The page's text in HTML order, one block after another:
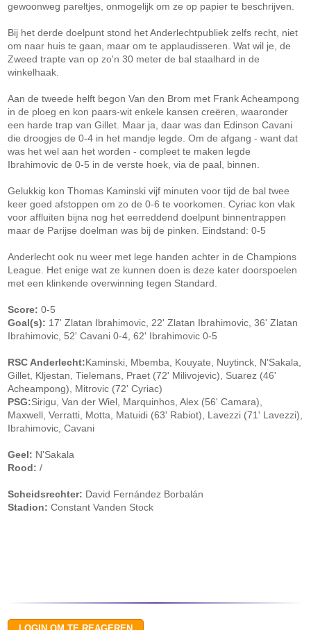
gewoonweg pareltjes, onmogelijk om ze op papier te beschrijven.
Bij het derde doelpunt stond het Anderlechtpubliek zelfs recht, niet
om naar huis te gaan, maar om te applaudisseren. Wat wil je, de
Zweed trapte van op zo'n 30 meter de bal staalhard in de
winkelhaak.
Aan de tweede helft begon Van den Brom met Frank Acheampong
in de ploeg en kon paars-wit enkele kansen creëren, waaronder
een harde trap van Gillet. Maar ja, daar was dan Edinson Cavani
die droogjes de 0-4 in het mandje legde. Om de afgang - want dat
was het wel aan het worden - compleet te maken legde
Ibrahimovic de 0-5 in de verste hoek, via de paal, binnen.
Gelukkig kon Thomas Kaminski vijf minuten voor tijd de bal twee
keer goed afstoppen om zo de 0-6 te voorkomen. Cyriac kon vlak
voor affluiten bijna nog het eerreddend doelpunt binnentrappen
maar de Parijse doelman was bij de pinken. Eindstand: 0-5
Anderlecht ook nu weer met lege handen achter in de Champions
League. Het enige wat ze kunnen doen is deze kater doorspoelen
met een klinkende overwinning tegen Standard.
Score: 0-5
Goal(s): 17' Zlatan Ibrahimovic, 22' Zlatan Ibrahimovic, 36' Zlatan
Ibrahimovic, 52' Cavani 0-4, 62' Ibrahimovic 0-5
RSC Anderlecht:Kaminski, Mbemba, Kouyate, Nuytinck, N'Sakala,
Gillet, Kljestan, Tielemans, Praet (72' Milivojevic), Suarez (46'
Acheampong), Mitrovic (72' Cyriac)
PSG:Sirigu, Van der Wiel, Marquinhos, Alex (56' Camara),
Maxwell, Verratti, Motta, Matuidi (63' Rabiot), Lavezzi (71' Lavezzi),
Ibrahimovic, Cavani
Geel: N'Sakala
Rood: /
Scheidsrechter: David Fernández Borbalán
Stadion: Constant Vanden Stock